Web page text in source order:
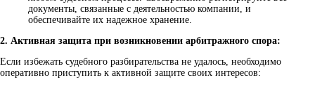
документы, связанные с деятельностью компании, и
обеспечивайте их надежное хранение.
2. Активная защита при возникновении арбитражного спора:
Если избежать судебного разбирательства не удалось, необходимо
оперативно приступить к активной защите своих интересов: